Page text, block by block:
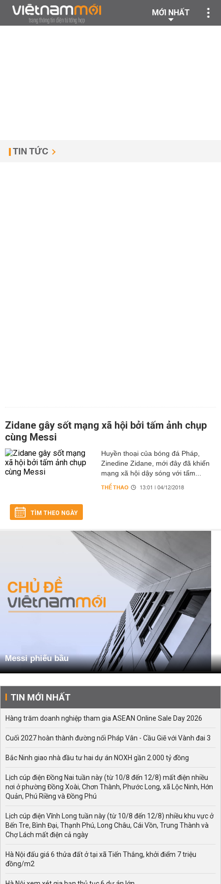
MỚI NHẤT
TIN TỨC
Zidane gây sốt mạng xã hội bởi tấm ảnh chụp
cùng Messi
Huyền thoại của bóng đá Pháp,
Zinedine Zidane, mới đây đã khiến
mạng xã hội dậy sóng với tấm...
THỂ THAO 13:01 | 04/12/2018
TÌM THEO NGÀY
Messi phiếu bầu
TIN MỚI NHẤT
Hàng trăm doanh nghiệp tham gia ASEAN Online Sale Day 2026
Cuối 2027 hoàn thành đường nối Pháp Vân - Cầu Giẽ với Vành đai 3
Bắc Ninh giao nhà đầu tư hai dự án NOXH gần 2.000 tỷ đồng
Lịch cúp điện Đồng Nai tuần này (từ 10/8 đến 12/8) mất điện nhiều
nơi ở phường Đồng Xoài, Chơn Thành, Phước Long, xã Lộc Ninh, Hớn
Quản, Phú Riềng và Đồng Phú
Lịch cúp điện Vĩnh Long tuần này (từ 10/8 đến 12/8) nhiều khu vực ở
Bến Tre, Bình Đại, Thạnh Phú, Long Châu, Cái Vồn, Trung Thành và
Chợ Lách mất điện cả ngày
Hà Nội đấu giá 6 thửa đất ở tại xã Tiến Thắng, khởi điểm 7 triệu
đồng/m2